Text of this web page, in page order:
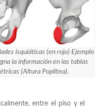
isquiáticas (en rojo) Ejemplo
la información en las tablas
(Altura Poplítea).
entre el piso y el